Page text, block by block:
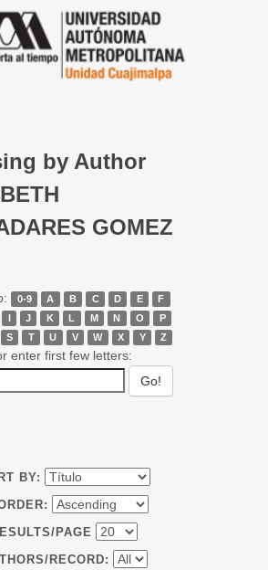
by Author
GOMEZ
0-9 A B C D E
F
I J K L M N O
P
S T U V W X Y Z
enter first few letters:
BY:
PAGE
RECORD: